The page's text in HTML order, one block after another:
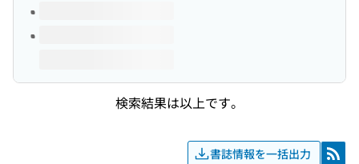
検索結果は以上です。
書誌情報を一括出力